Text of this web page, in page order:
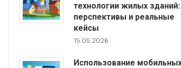
технологии жилых зданий:
перспективы и реальные
кейсы
15.05.2026
Использование